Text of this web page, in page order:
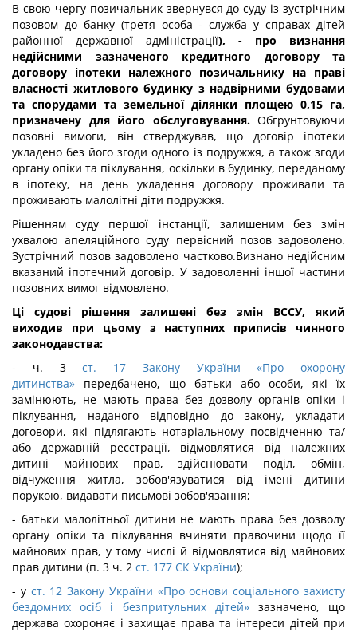
В свою чергу позичальник звернувся до суду із зустрічним
позовом до банку (третя особа - служба у справах дітей
районної державної адміністрації), - про визнання
недійсними зазначеного кредитного договору та
договору іпотеки
належного позичальнику на праві
власності житлового будинку з надвірними будовами
та спорудами та земельної ділянки площею 0,15 га,
призначену для його обслуговування. Обгрунтовуючи
позовні вимоги, він стверджував, що договір іпотеки
укладено без його згоди одного із подружжя, а також згоди
органу опіки та піклування, оскільки в будинку, переданому
в іпотеку, на день укладення договору проживали та
проживають малолітні діти подружжя.
Рішенням суду першої інстанції, залишеним без змін
ухвалою апеляційного суду первісний позов задоволено.
Зустрічний позов задоволено частково.Визнано недійсним
вказаний іпотечний договір. У задоволенні іншої частини
позовних вимог відмовлено.
Ці судові рішення залишені без змін ВССУ, який
виходив при цьому з наступних приписів чинного
законодавства:
- ч. 3ст. 17 Закону України «Про охорону
дитинства» передбачено, що батьки або особи, які їх
замінюють, не мають права без дозволу органів опіки і
піклування, наданого відповідно до закону, укладати
договори, які підлягають нотаріальному посвідченню та/
або державній реєстрації, відмовлятися від належних
дитині майнових прав, здійснювати поділ, обмін,
відчуження житла, зобов'язуватися від імені дитини
порукою, видавати письмові зобов'язання;
- батьки малолітньої дитини не мають права без дозволу
органу опіки та піклування вчиняти правочини щодо її
майнових прав, у тому числі й відмовлятися від майнових
прав дитини (п. 3 ч. 2 ст. 177 СК України);
- у ст. 12 Закону України «Про основи соціального захисту
бездомних осіб і безпритульних дітей»зазначено, що
держава охороняє і захищає права та інтереси дітей при